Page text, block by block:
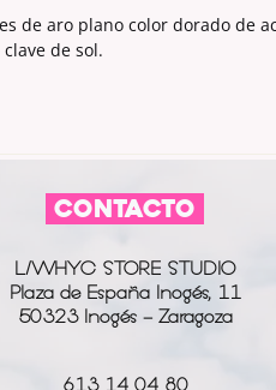
de aro plano color dorado de
de sol.
CONTACTO
L/WHYC STORE STUDIO
Plaza de España Inogés, 11
50323 Inogés - Zaragoza
613 14 04 80